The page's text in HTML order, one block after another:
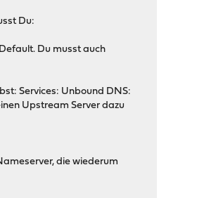
Du:
Du musst auch
Services: Unbound DNS:
Upstream Server dazu
die wiederum